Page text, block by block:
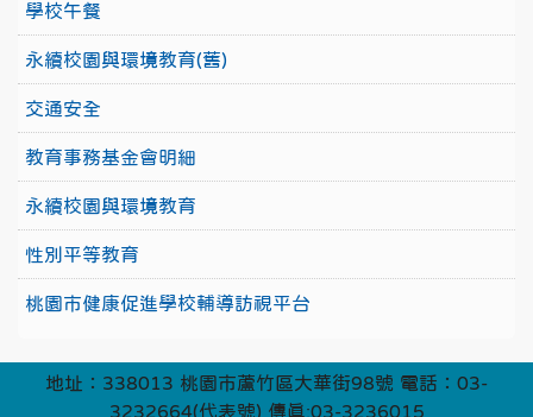
學校午餐
永續校園與環境教育(舊)
交通安全
教育事務基金會明細
永續校園與環境教育
性別平等教育
桃園市健康促進學校輔導訪視平台
地址：338013 桃園市蘆竹區大華街98號 電話：03-
3232664(代表號) 傳真:03-3236015